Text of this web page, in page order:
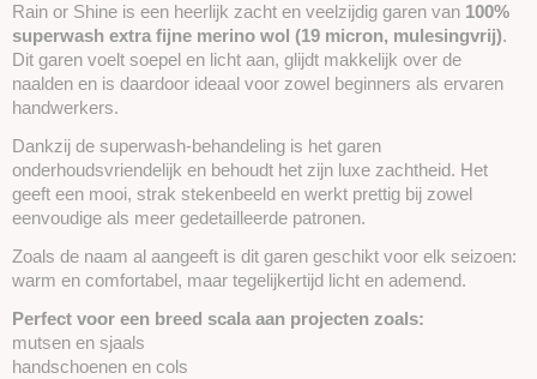
Rain or Shine is een heerlijk zacht en veelzijdig garen van 100%
superwash extra fijne merino wol (19 micron, mulesingvrij).
Dit garen voelt soepel en licht aan, glijdt makkelijk over de
naalden en is daardoor ideaal voor zowel beginners als ervaren
handwerkers.
Dankzij de superwash-behandeling is het garen
onderhoudsvriendelijk en behoudt het zijn luxe zachtheid. Het
geeft een mooi, strak stekenbeeld en werkt prettig bij zowel
eenvoudige als meer gedetailleerde patronen.
Zoals de naam al aangeeft is dit garen geschikt voor elk seizoen:
warm en comfortabel, maar tegelijkertijd licht en ademend.
Perfect voor een breed scala aan projecten zoals:
mutsen en sjaals
handschoenen en cols